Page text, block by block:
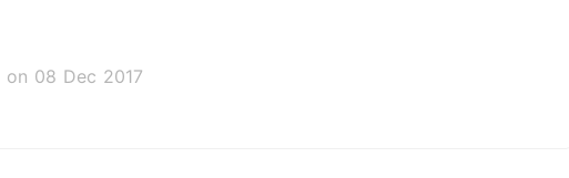
on 08 Dec 2017